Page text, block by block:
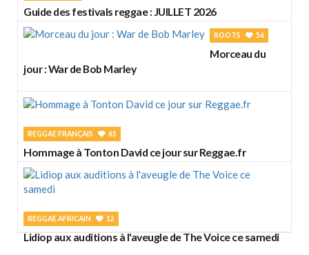
Guide des festivals reggae : JUILLET 2026
ROOTS 56
Morceau du
jour : War de Bob Marley
REGGAE FRANÇAIS 61
Hommage à Tonton David ce jour sur Reggae.fr
REGGAE AFRICAIN 12
Lidiop aux auditions à l'aveugle de The Voice ce samedi